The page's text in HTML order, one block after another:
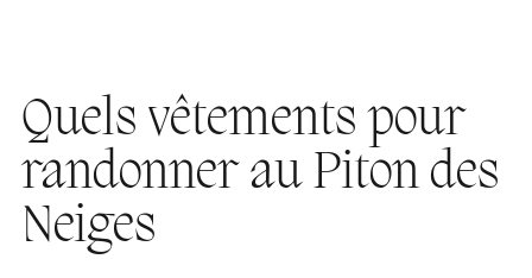
Quels vêtements pour
randonner au Piton des
Neiges